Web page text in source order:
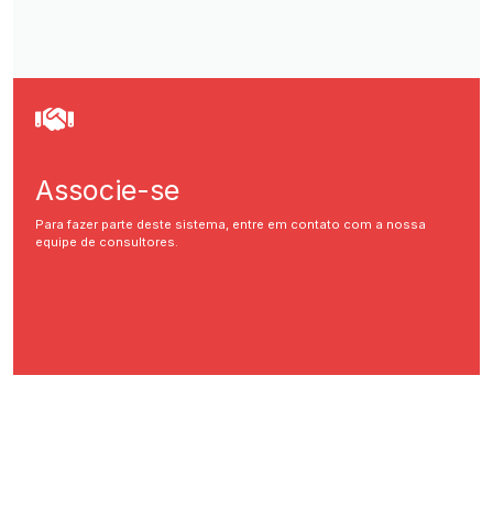
Associe-se
Para fazer parte deste sistema, entre em contato com a nossa
equipe de consultores.